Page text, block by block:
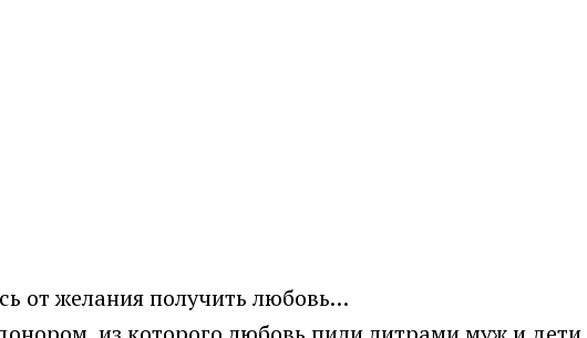
от жeлания получить любовь…